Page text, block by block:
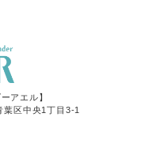
アエル】
区中央1丁目3-1